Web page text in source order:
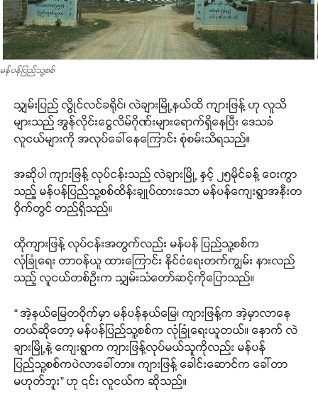
မန်ပန်ပြည်သူ့စစ်
သျှမ်းပြည် လွိုင်လင်ခရိုင်၊ လဲချားမြို့နယ်ထိ ကျားဖြန့် ဟု လူသိ
များသည် အွန်လိုင်းငွေလိမ်ဂိုဏ်းများရောက်ရှိနေပြီး ဒေသခံ
လူငယ်များကို အလုပ်ခေါ်နေကြောင်း စုံစမ်းသိရသည်။
အဆိုပါ ကျားဖြန့် လုပ်ငန်းသည် လဲချားမြို့ နှင့် ၂၅မိုင်ခန့် ဝေးကွာ
သည့် မန်ပန်ပြည်သူ့စစ်ထိန်းချုပ်ထားသော မန်ပန်ကျေးရွာအနီးတ
ဝှိက်တွင် တည်ရှိသည်။
ထိုကျားဖြန့် လုပ်ငန်းအတွက်လည်း မန်ပန် ပြည်သူ့စစ်က
လုံခြုံရေး တာဝန်ယူ ထားကြောင်း နိုင်ငံရေးတက်ကျွမ်း နားလည်
သည့် လူငယ်တစ်ဉီးက သျှမ်းသံတော်ဆင့်ကိုပြောသည်။
“ အဲ့နယ်မြေတဝိုက်မှာ မန်ပန်နယ်မြေ၊ ကျားဖြန့်က အဲ့မှာလာနေ
တယ်ဆိုတော့ မန်ပန်ပြည်သူ့စစ်က လုံခြုံရေးယူတယ်။ နောက် လဲ
ချားမြို့နဲ့ ကျေးရွာက ကျားဖြန့်လုပ်မယ်သူကိုလည်း မန်ပန်
ပြည်သူ့စစ်ကပဲလာခေါ်တာ။ ကျားဖြန့် ခေါင်းဆောင်က ခေါ်တာ
မဟုတ်ဘူး” ဟု ၎င်း လူငယ်က ဆိုသည်။